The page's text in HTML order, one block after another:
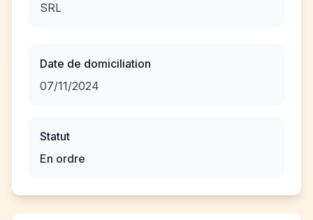
SRL
Date de domiciliation
07/11/2024
Statut
En ordre